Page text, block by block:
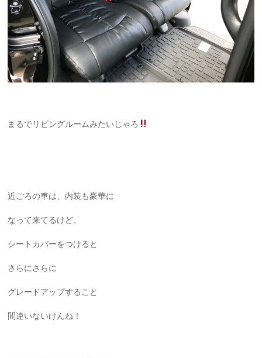
まるでリビングルームみたいじゃろ
近ごろの車は、内装も豪華に
なって来てるけど、
シートカバーをつけると
さらにさらに
グレードアップすること
間違いないけんね！